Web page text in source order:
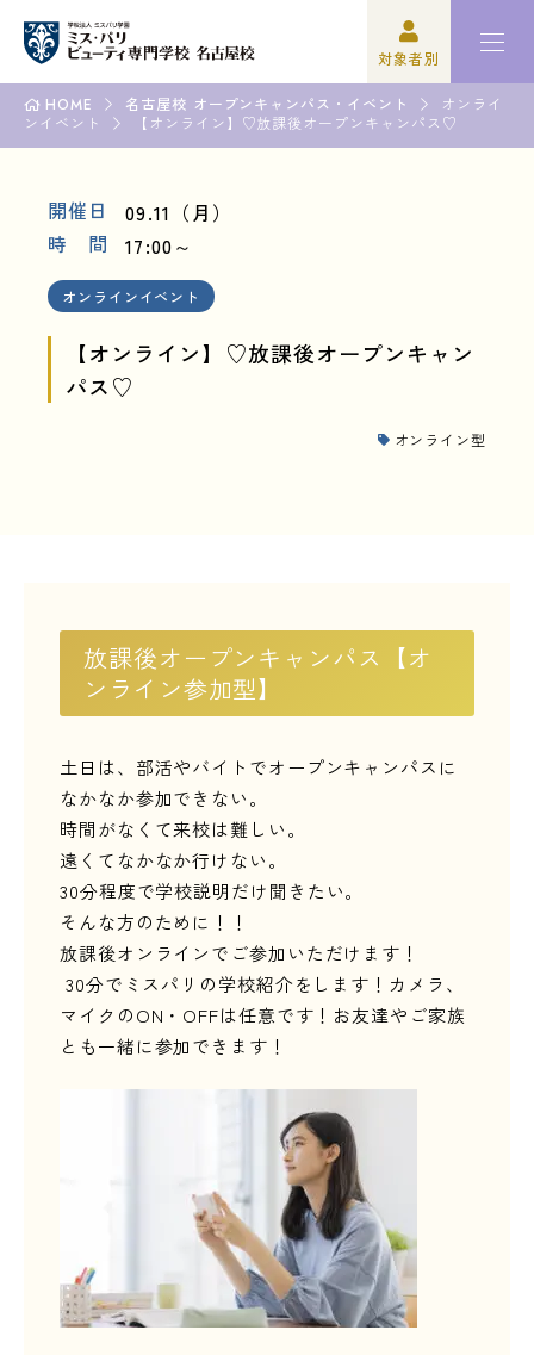
対象者別
高校3年生の方
保護者の方
学校関係者の方
企業の方
ミスパリについて
オープンキャンパス・イベント
資格・就職
入学案内
個人情報保護方針
サイトマップ
SNSをフォローして最新情報をCHECK !
HOME 名古屋校 オープンキャンパス・イベント
オンライ
ンイベント
【オンライン】♡放課後オープンキャンパス♡
開催日
09.11（月）
時 間
17:00～
オンラインイベント
【オンライン】♡放課後オープンキャン
パス♡
オンライン型
放課後オープンキャンパス【オ
ンライン参加型】
土日は、部活やバイトでオープンキャンパスに
なかなか参加できない。
時間がなくて来校は難しい。
遠くてなかなか行けない。
30分程度で学校説明だけ聞きたい。
そんな方のために！！
放課後オンラインでご参加いただけます！
30分でミスパリの学校紹介をします！カメラ、
マイクのON・OFFは任意です！お友達やご家族
とも一緒に参加できます！